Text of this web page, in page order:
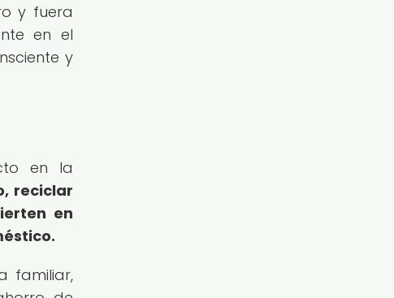
y fuera
en el
y
en la
reciclar
en
familiar,